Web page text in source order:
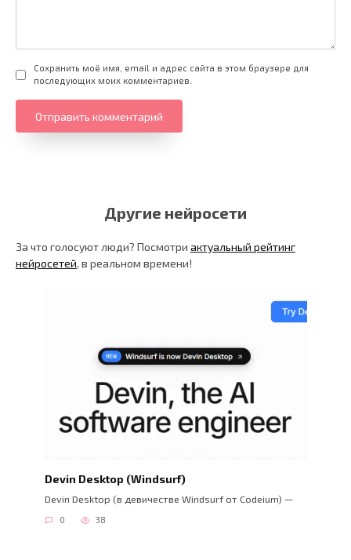
Сохранить моё имя, email и адрес сайта в этом браузере для
последующих моих комментариев.
Другие нейросети
За что голосуют люди? Посмотри актуальный рейтинг
нейросетей, в реальном времени!
Devin Desktop (Windsurf)
Devin Desktop (в девичестве Windsurf от Codeium) —
0 38